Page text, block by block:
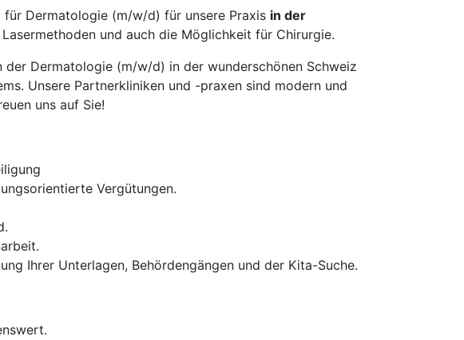
Dermatologie (m/w/d) für unsere Praxis in der
und auch die Möglichkeit für Chirurgie.
Dermatologie (m/w/d) in der wunderschönen Schweiz
Unsere Partnerkliniken und -praxen sind modern und
uns auf Sie!
Vergütungen.
Ihrer Unterlagen, Behördengängen und der Kita-Suche.